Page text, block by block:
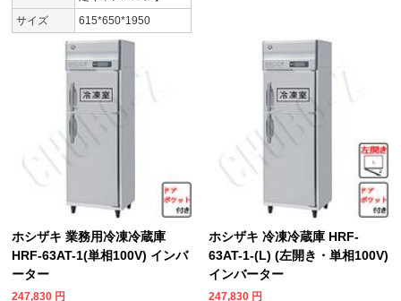
サイズ
615*650*1950
ホシザキ 業務用冷凍冷蔵庫
HRF-63AT-1(単相100V) インバ
ーター
247,830 円
ホシザキ 冷凍冷蔵庫 HRF-
63AT-1-(L) (左開き・単相100V)
インバーター
247,830 円